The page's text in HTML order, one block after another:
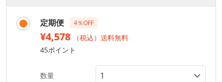
定期便 4％OFF
¥4,578
（税込）送料無料
45ポイント
数量